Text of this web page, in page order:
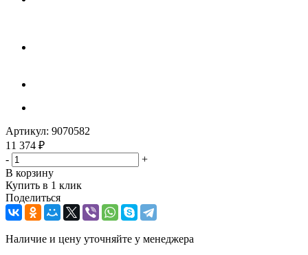
Артикул: 9070582
11 374 ₽
-
+
В корзину
Купить в 1 клик
Поделиться
Наличие и цену уточняйте у менеджера